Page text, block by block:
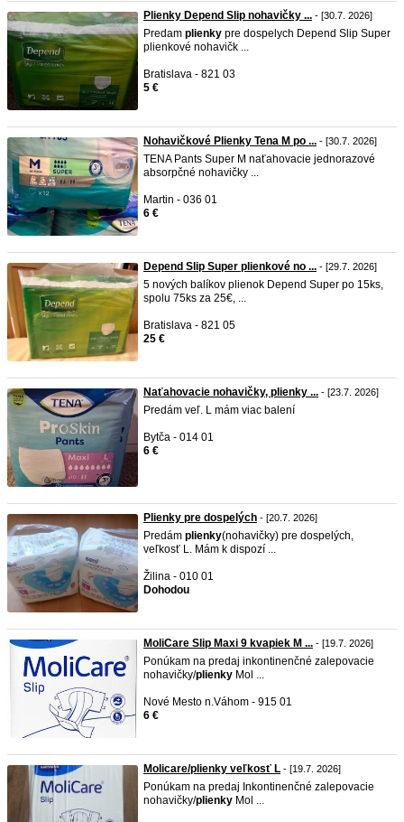
Plienky Depend Slip nohavičky ... - [30.7. 2026]
Predam plienky pre dospelych Depend Slip Super
plienkové nohavičk ...
Bratislava - 821 03
5 €
Nohavičkové Plienky Tena M po ... - [30.7. 2026]
TENA Pants Super M naťahovacie jednorazové
absorpčné nohavičky ...
Martin - 036 01
6 €
Depend Slip Super plienkové no ... - [29.7. 2026]
5 nových balíkov plienok Depend Super po 15ks,
spolu 75ks za 25€, ...
Bratislava - 821 05
25 €
Naťahovacie nohavičky, plienky ... - [23.7. 2026]
Predám veľ. L mám viac balení
Bytča - 014 01
6 €
Plienky pre dospelých - [20.7. 2026]
Predám plienky(nohavičky) pre dospelých,
veľkosť L. Mám k dispozí ...
Žilina - 010 01
Dohodou
MoliCare Slip Maxi 9 kvapiek M ... - [19.7. 2026]
Ponúkam na predaj inkontinenčné zalepovacie
nohavičky/plienky Mol ...
Nové Mesto n.Váhom - 915 01
6 €
Molicare/plienky veľkosť L - [19.7. 2026]
Ponúkam na predaj Inkontinenčné zalepovacie
nohavičky/plienky Mol ...